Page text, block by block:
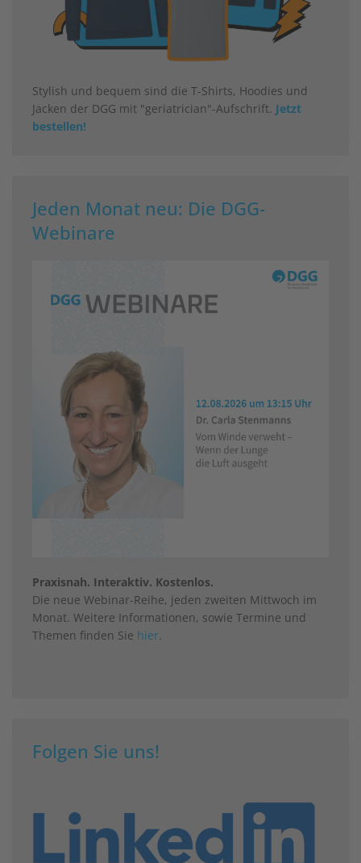
Stylish und bequem sind die T-Shirts, Hoodies und
Jacken der DGG mit "geriatrician"-Aufschrift. Jetzt
bestellen!
Jeden Monat neu: Die DGG-
Webinare
Praxisnah. Interaktiv. Kostenlos.
Die neue Webinar-Reihe, jeden zweiten Mittwoch im
Monat. Weitere Informationen, sowie Termine und
Themen finden Sie hier.
Folgen Sie uns!